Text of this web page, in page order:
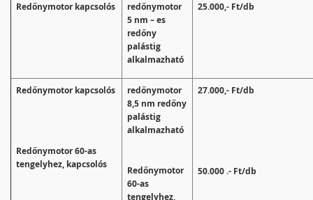
Redőnymotor kapcsolós
redőnymotor
5 nm – es
redőny
palástig
alkalmazható
25.000,- Ft/db
Redőnymotor kapcsolós
Redőnymotor 60-as
tengelyhez, kapcsolós
redőnymotor
8,5 nm redőny
palástig
alkalmazható
Redőnymotor
60-as
tengelyhez,
27.000,- Ft/db
50.000 .- Ft/db